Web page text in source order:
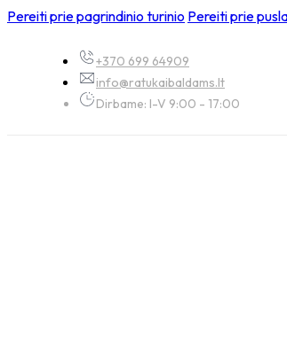
Pereiti prie pagrindinio turinio Pereiti prie
+370 699 64909
info@ratukaibaldams.lt
Dirbame: I-V 9:00 - 17:00